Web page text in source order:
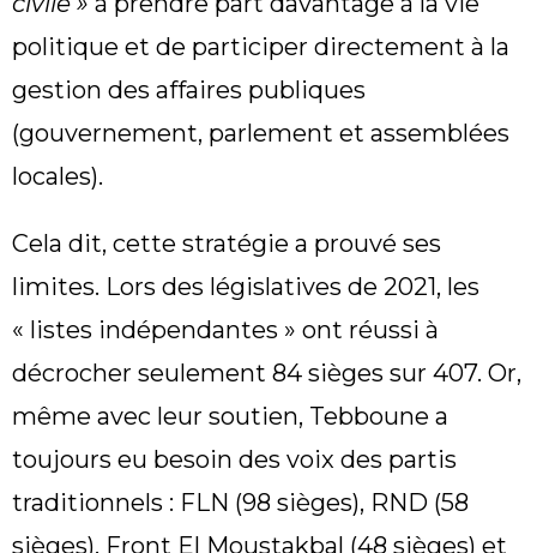
politique et de participer directement à la
gestion des affaires publiques
(gouvernement, parlement et assemblées
locales).
Cela dit, cette stratégie a prouvé ses
limites. Lors des législatives de 2021, les
« listes indépendantes » ont réussi à
décrocher seulement 84 sièges sur 407. Or,
même avec leur soutien, Tebboune a
toujours eu besoin des voix des partis
traditionnels : FLN (98 sièges), RND (58
sièges), Front El Moustakbal (48 sièges) et